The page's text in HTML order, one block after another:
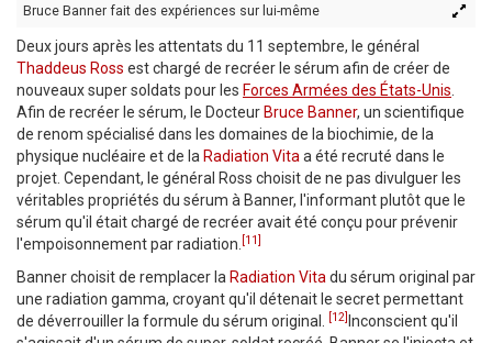
Bruce Banner fait des expériences sur lui-même
Deux jours après les attentats du 11 septembre, le général
Thaddeus Ross est chargé de recréer le sérum afin de créer de
nouveaux super soldats pour les Forces Armées des États-Unis
Afin de recréer le sérum, le Docteur Bruce Banner, un scientifique
de renom spécialisé dans les domaines de la biochimie, de la
physique nucléaire et de la Radiation Vita a été recruté dans le
projet. Cependant, le général Ross choisit de ne pas divulguer les
véritables propriétés du sérum à Banner, l'informant plutôt que le
sérum qu'il était chargé de recréer avait été conçu pour prévenir
l'empoisonnement par radiation. [11]
Banner choisit de remplacer la Radiation Vita du sérum original par
une radiation gamma, croyant qu'il détenait le secret permettant
de déverrouiller la formule du sérum original.
[12] Inconscient qu'il